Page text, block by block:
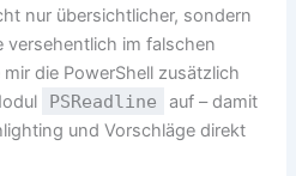
nur übersichtlicher, sondern
versehentlich im falschen
die PowerShell zusätzlich
PSReadline
auf – damit
und Vorschläge direkt